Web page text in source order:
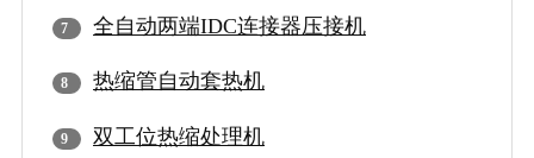
全自动两端IDC连接器压接机
热缩管自动套热机
双工位热缩处理机